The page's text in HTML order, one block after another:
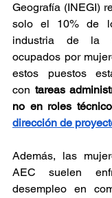
Geografía (INEGI)
solo el 10% de
industria de la
ocupados por
estos puestos
con tareas
dirección de
Además, las
AEC suelen
desempleo en